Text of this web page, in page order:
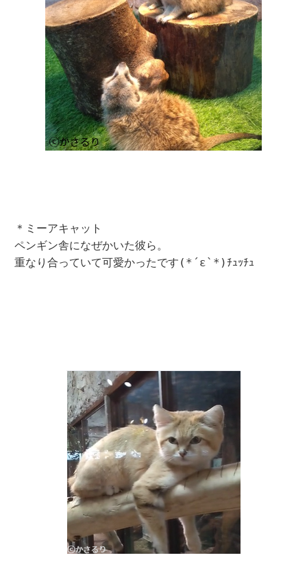
＊ミーアキャット
ペンギン舎になぜかいた彼ら。
重なり合っていて可愛かったです(*´ε`*)ﾁｭｯﾁｭ